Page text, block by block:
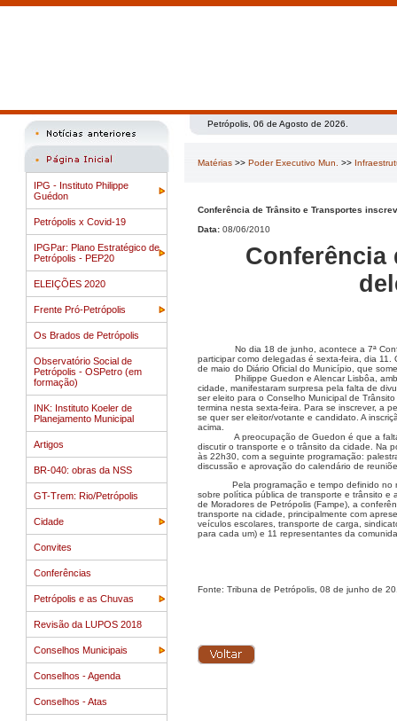
IPG - Instituto Philippe
Guédon
Petrópolis x Covid-19
IPGPar: Plano Estratégico de
Petrópolis - PEP20
ELEIÇÕES 2020
Frente Pró-Petrópolis
Os Brados de Petrópolis
Observatório Social de
Petrópolis - OSPetro (em
formação)
INK: Instituto Koeler de
Planejamento Municipal
Artigos
BR-040: obras da NSS
GT-Trem: Rio/Petrópolis
Cidade
Convites
Conferências
Petrópolis e as Chuvas
Revisão da LUPOS 2018
Conselhos Municipais
Conselhos - Agenda
Conselhos - Atas
Petrópolis, 06 de Agosto de 2026.
Matérias >> Poder Executivo Mun. >>
Conferência de Trânsito e Transportes
Data: 08/06/2010
Conferência
No dia 18 de junho, acontece a 7ª
participar como delegadas é sexta-feira, dia
de maio do Diário Oficial do Município, que
Philippe Guedon e Alencar Lisbôa,
cidade, manifestaram surpresa pela falta de
ser eleito para o Conselho Municipal de
termina nesta sexta-feira. Para se inscrever, a
se quer ser eleitor/votante e candidato. A
acima.
A preocupação de Guedon é que a
discutir o transporte e o trânsito da cidade. Na
às 22h30, com a seguinte programação:
discussão e aprovação do calendário de
Pela programação e tempo definido
sobre política pública de transporte e trânsito e
de Moradores de Petrópolis (Fampe), a
transporte na cidade, principalmente com
veículos escolares, transporte de carga,
para cada um) e 11 representantes da
Fonte: Tribuna de Petrópolis, 08 de junho de